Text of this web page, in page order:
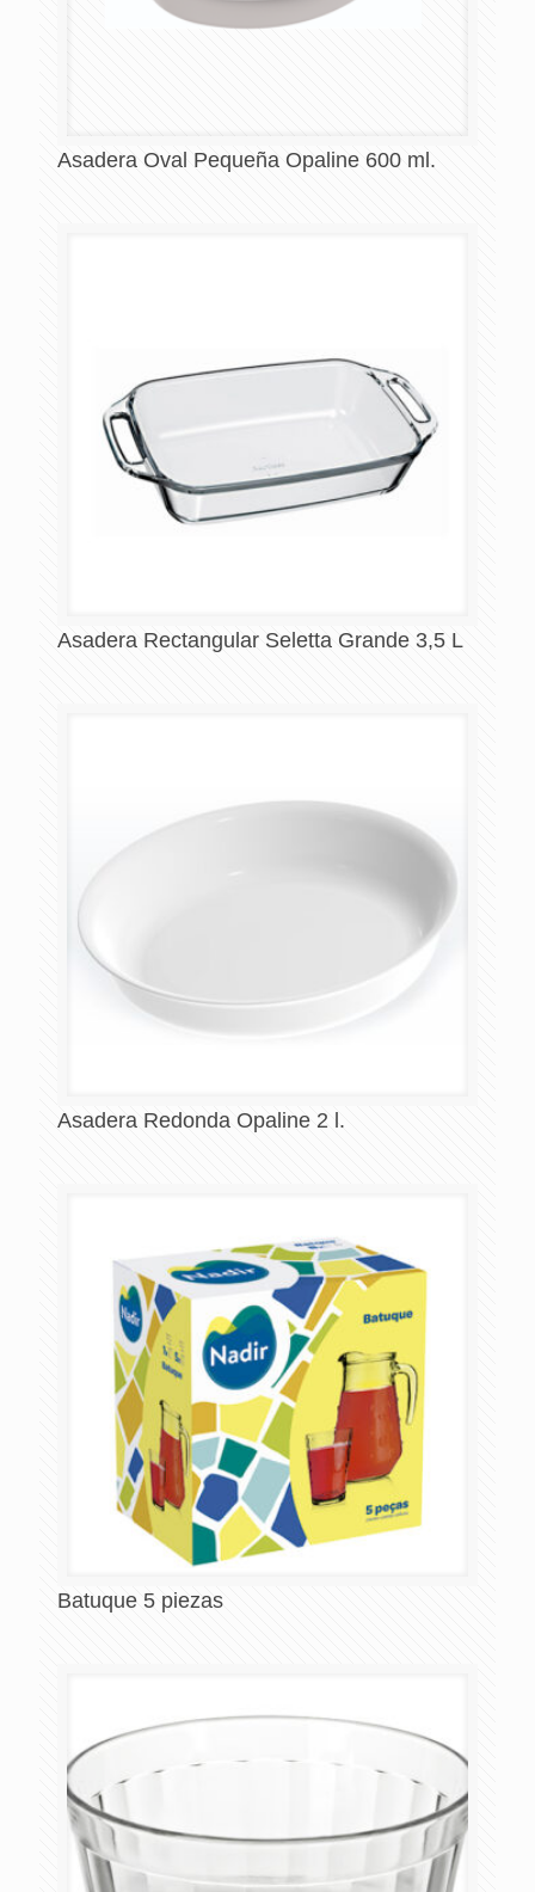
Asadera Oval Pequeña Opaline 600 ml.
Asadera Rectangular Seletta Grande 3,5 L
Asadera Redonda Opaline 2 l.
Batuque 5 piezas